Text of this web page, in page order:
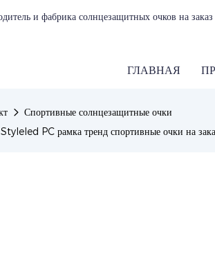
и фабрика солнцезащитных очков на
ГЛАВНАЯ
Спортивные солнцезащитные очки
PC рамка тренд спортивные очки на